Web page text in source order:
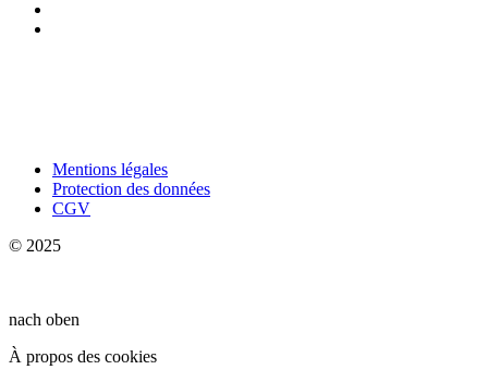
Mentions légales
Protection des données
CGV
© 2025
nach oben
À propos des cookies